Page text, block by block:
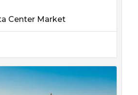
Center Market